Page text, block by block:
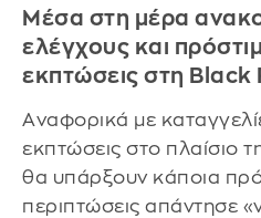
Μέσα στη μέρα
ελέγχους και
εκπτώσεις στη Black
Aναφορικά με
εκπτώσεις στο πλαίσιο
θα υπάρξουν κάποια
περιπτώσεις απάντησε